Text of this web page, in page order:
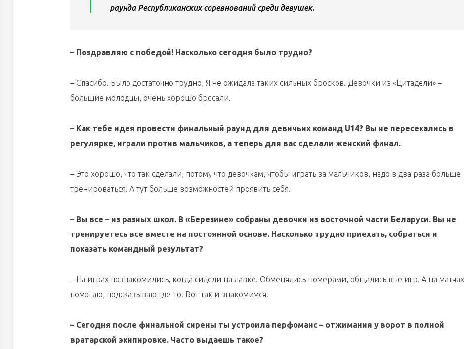
раунда Республиканских соревнований среди девушек.
– Поздравляю с победой! Насколько сегодня было трудно?
– Спасибо. Было достаточно трудно, Я не ожидала таких сильных бросков. Девочки из «Цитадели» –
большие молодцы, очень хорошо бросали.
– Как тебе идея провести финальный раунд для девичьих команд U14? Вы не пересекались в
регулярке, играли против мальчиков, а теперь для вас сделали женский финал.
– Это хорошо, что так сделали, потому что девочкам, чтобы играть за мальчиков, надо в два раза больше
тренироваться. А тут больше возможностей проявить себя.
– Вы все – из разных школ. В «Березине» собраны девочки из восточной части Беларуси. Вы не
тренируетесь все вместе на постоянной основе. Насколько трудно приехать, собраться и
показать командный результат?
– На играх познакомились, когда сидели на лавке. Обменялись номерами, общались вне игр. А на матчах
помогаю, подсказываю где-то. Вот так и знакомимся.
– Сегодня после финальной сирены ты устроила перфоманс – отжимания у ворот в полной
вратарской экипировке. Часто выдаешь такое?